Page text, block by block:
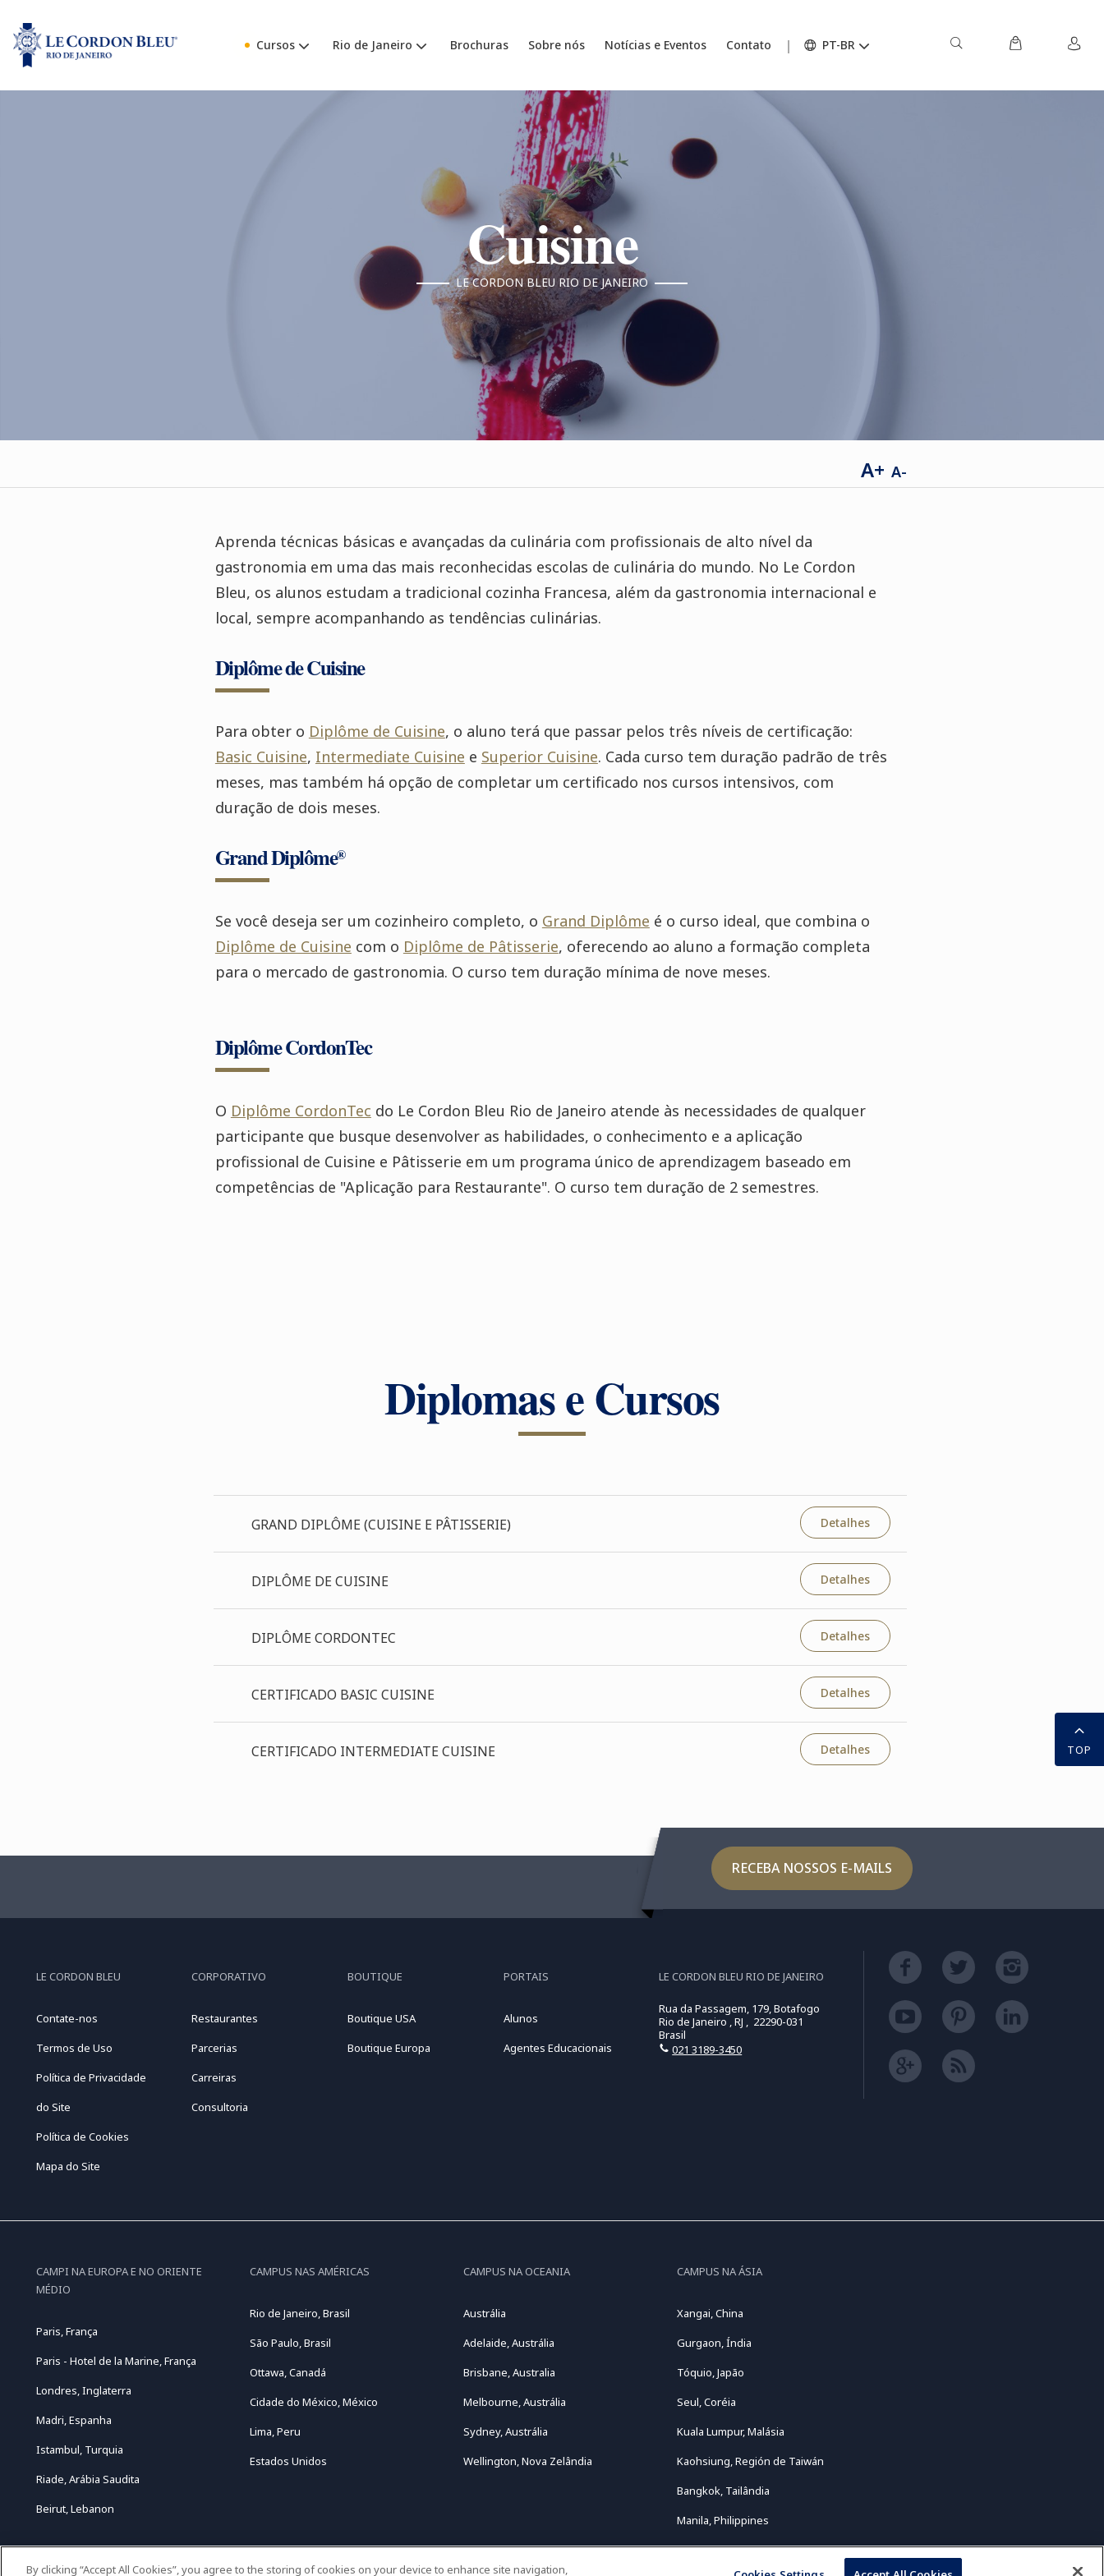
Cursos Rio de Janeiro Brochuras Sobre nós Notícias e Eventos Contato PT-BR
Cuisine
LE CORDON BLEU RIO DE JANEIRO
A+ A-
Aprenda técnicas básicas e avançadas da culinária com profissionais de alto nível da
gastronomia em uma das mais reconhecidas escolas de culinária do mundo. No Le Cordon
Bleu, os alunos estudam a tradicional cozinha Francesa, além da gastronomia internacional e
local, sempre acompanhando as tendências culinárias.
Diplôme de Cuisine
Para obter o Diplôme de Cuisine, o aluno terá que passar pelos três níveis de certificação:
Basic Cuisine, Intermediate Cuisine e Superior Cuisine. Cada curso tem duração padrão de três
meses, mas também há opção de completar um certificado nos cursos intensivos, com
duração de dois meses.
Grand Diplôme®
Se você deseja ser um cozinheiro completo, o Grand Diplôme é o curso ideal, que combina o
Diplôme de Cuisine com o Diplôme de Pâtisserie, oferecendo ao aluno a formação completa
para o mercado de gastronomia. O curso tem duração mínima de nove meses.
Diplôme CordonTec
O Diplôme CordonTec do Le Cordon Bleu Rio de Janeiro atende às necessidades de qualquer
participante que busque desenvolver as habilidades, o conhecimento e a aplicação
profissional de Cuisine e Pâtisserie em um programa único de aprendizagem baseado em
competências de "Aplicação para Restaurante". O curso tem duração de 2 semestres.
Diplomas e Cursos
GRAND DIPLÔME (CUISINE E PÂTISSERIE) Detalhes
DIPLÔME DE CUISINE Detalhes
DIPLÔME CORDONTEC Detalhes
CERTIFICADO BASIC CUISINE Detalhes
CERTIFICADO INTERMEDIATE CUISINE Detalhes
RECEBA NOSSOS E-MAILS
TOP
LE CORDON BLEU
Contate-nos
Termos de Uso
Política de Privacidade
do Site
Política de Cookies
Mapa do Site
CORPORATIVO
Restaurantes
Parcerias
Carreiras
Consultoria
BOUTIQUE
Boutique USA
Boutique Europa
PORTAIS
Alunos
Agentes Educacionais
LE CORDON BLEU RIO DE JANEIRO
Rua da Passagem, 179, Botafogo
Rio de Janeiro , RJ , 22290-031
Brasil
021 3189-3450
CAMPI NA EUROPA E NO ORIENTE
MÉDIO
Paris, França
Paris - Hotel de la Marine, França
Londres, Inglaterra
Madri, Espanha
Istambul, Turquia
Riade, Arábia Saudita
Beirut, Lebanon
CAMPUS NAS AMÉRICAS
Rio de Janeiro, Brasil
São Paulo, Brasil
Ottawa, Canadá
Cidade do México, México
Lima, Peru
Estados Unidos
CAMPUS NA OCEANIA
Austrália
Adelaide, Austrália
Brisbane, Australia
Melbourne, Austrália
Sydney, Austrália
Wellington, Nova Zelândia
CAMPUS NA ÁSIA
Xangai, China
Gurgaon, Índia
Tóquio, Japão
Seul, Coréia
Kuala Lumpur, Malásia
Kaohsiung, Región de Taiwán
Bangkok, Tailândia
Manila, Philippines
By clicking “Accept All Cookies”, you agree to the storing of cookies on your device to enhance site navigation,